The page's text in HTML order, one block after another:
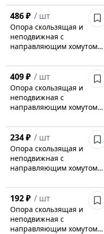
486 ₽ / шт
Опора скользящая и
неподвижная с
направляющим хомутом
409 ₽ / шт
Опора скользящая и
неподвижная с
направляющим хомутом
234 ₽ / шт
Опора скользящая и
неподвижная с
направляющим хомутом
192 ₽ / шт
Опора скользящая и
неподвижная с
направляющим хомутом